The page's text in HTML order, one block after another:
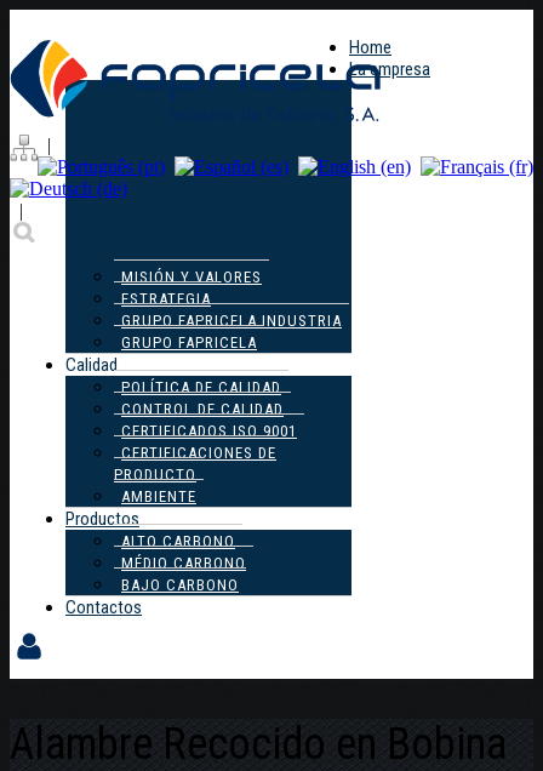
|
|
Home
La empresa
MISIÓN Y VALORES
ESTRATEGIA
GRUPO FAPRICELA INDUSTRIA
GRUPO FAPRICELA
Calidad
POLÍTICA DE CALIDAD
CONTROL DE CALIDAD
CERTIFICADOS ISO 9001
CERTIFICACIONES DE
PRODUCTO
AMBIENTE
Productos
ALTO CARBONO
MÉDIO CARBONO
BAJO CARBONO
Contactos
Alambre Recocido en Bobina